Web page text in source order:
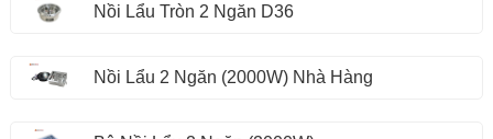
Nồi Lẩu Tròn 2 Ngăn D36
Nồi Lẩu 2 Ngăn (2000W) Nhà Hàng